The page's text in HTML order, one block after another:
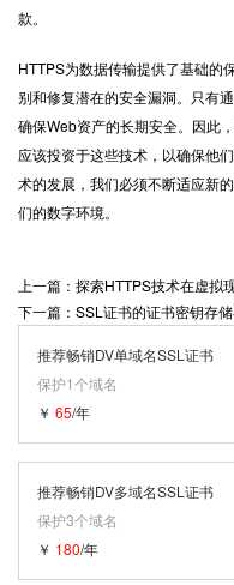
款。
HTTPS为数据传输提供了基础的
别和修复潜在的安全漏洞。只有
确保Web资产的长期安全。因此
应该投资于这些技术，以确保他
术的发展，我们必须不断适应新
们的数字环境。
上一篇：探索HTTPS技术在虚拟
下一篇：SSL证书的证书密钥存
推荐畅销DV单域名SSL证书
保护1个域名
￥ 65/年
推荐畅销DV多域名SSL证书
保护3个域名
￥ 180/年